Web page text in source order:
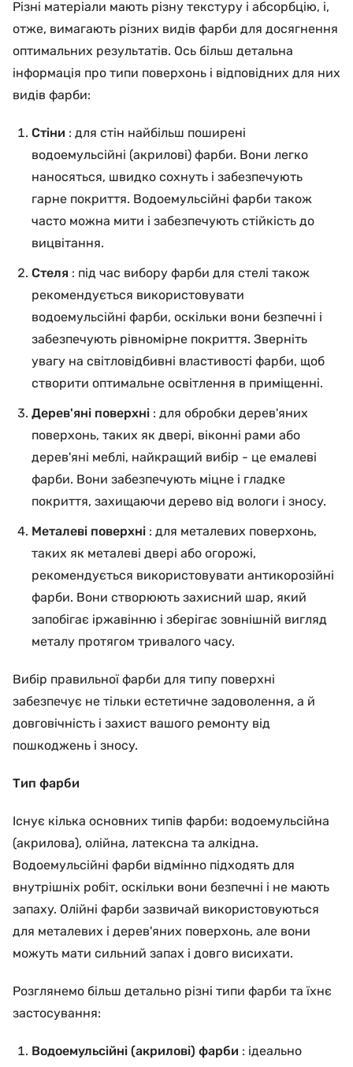
Різні матеріали мають різну текстуру і абсорбцію, і,
отже, вимагають різних видів фарби для досягнення
оптимальних результатів. Ось більш детальна
інформація про типи поверхонь і відповідних для них
видів фарби:
Стіни : для стін найбільш поширені
водоемульсійні (акрилові) фарби. Вони легко
наносяться, швидко сохнуть і забезпечують
гарне покриття. Водоемульсійні фарби також
часто можна мити і забезпечують стійкість до
вицвітання.
Стеля : під час вибору фарби для стелі також
рекомендується використовувати
водоемульсійні фарби, оскільки вони безпечні і
забезпечують рівномірне покриття. Зверніть
увагу на світловідбивні властивості фарби, щоб
створити оптимальне освітлення в приміщенні.
Дерев'яні поверхні : для обробки дерев'яних
поверхонь, таких як двері, віконні рами або
дерев'яні меблі, найкращий вибір - це емалеві
фарби. Вони забезпечують міцне і гладке
покриття, захищаючи дерево від вологи і зносу.
Металеві поверхні : для металевих поверхонь,
таких як металеві двері або огорожі,
рекомендується використовувати антикорозійні
фарби. Вони створюють захисний шар, який
запобігає іржавінню і зберігає зовнішній вигляд
металу протягом тривалого часу.
Вибір правильної фарби для типу поверхні
забезпечує не тільки естетичне задоволення, а й
довговічність і захист вашого ремонту від
пошкоджень і зносу.
Тип фарби
Існує кілька основних типів фарби: водоемульсійна
(акрилова), олійна, латексна та алкідна.
Водоемульсійні фарби відмінно підходять для
внутрішніх робіт, оскільки вони безпечні і не мають
запаху. Олійні фарби зазвичай використовуються
для металевих і дерев'яних поверхонь, але вони
можуть мати сильний запах і довго висихати.
Розглянемо більш детально різні типи фарби та їхнє
застосування:
Водоемульсійні (акрилові) фарби : ідеально